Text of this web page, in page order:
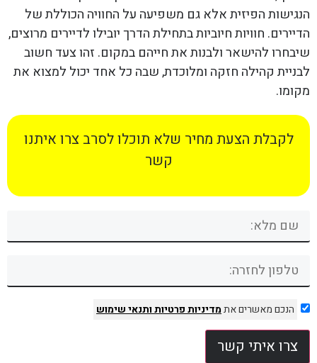
הנגישות הפיזית אלא גם משפיעה על החוויה הכוללת של
הדיירים. חוויות חיוביות בתחילת הדרך יובילו לדיירים מרוצים,
שיבחרו להישאר ולבנות את חייהם במקום. זהו צעד חשוב
לבניית קהילה חזקה ומלוכדת, שבה כל אחד יכול למצוא את
מקומו.
לקבלת הצעת מחיר שלא תוכלו לסרב צרו איתנו
קשר
הנכם מאשרים אתמדיניות פרטיותותנאי שימוש
צרו איתי קשר